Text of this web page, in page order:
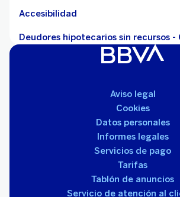
Accesibilidad
Deudores hipotecarios sin recursos -
Aviso legal
Cookies
Datos personales
Informes legales
Servicios de pago
Tarifas
Tablón de anuncios
Servicio de atención al